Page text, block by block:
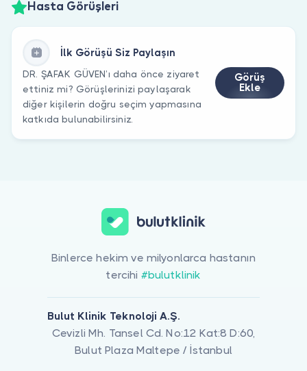
Hasta Görüşleri
İlk Görüşü Siz Paylaşın
DR. ŞAFAK GÜVEN’ı daha önce ziyaret
ettiniz mi? Görüşlerinizi paylaşarak
diğer kişilerin doğru seçim yapmasına
katkıda bulunabilirsiniz.
Görüş
Ekle
Binlerce hekim ve milyonlarca hastanın
tercihi #bulutklinik
Bulut Klinik Teknoloji A.Ş.
Cevizli Mh. Tansel Cd. No:12 Kat:8 D:60,
Bulut Plaza Maltepe / İstanbul